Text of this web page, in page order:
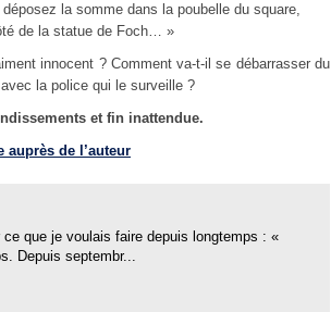
la somme dans la poubelle du square,
de la statue de Foch… »
innocent ? Comment va-t-il se débarrasser du
la police qui le surveille ?
et fin inattendue.
auprès de l’auteur
ce que je voulais faire depuis longtemps : «
Depuis septembr...